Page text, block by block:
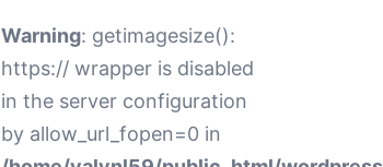
Warning: getimagesize():
https:// wrapper is disabled
in the server configuration
by allow_url_fopen=0 in